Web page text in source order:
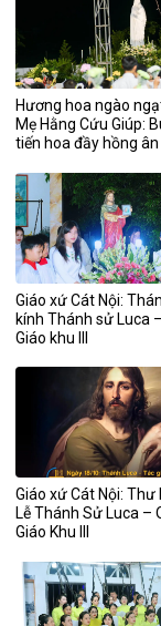
Hương hoa ngào
Mẹ Hằng Cứu Giúp:
tiến hoa đầy hồng
Giáo xứ Cát Nội:
kính Thánh sử Luca
Giáo khu III
Giáo xứ Cát Nội: Thư
Lễ Thánh Sử Luca –
Giáo Khu III